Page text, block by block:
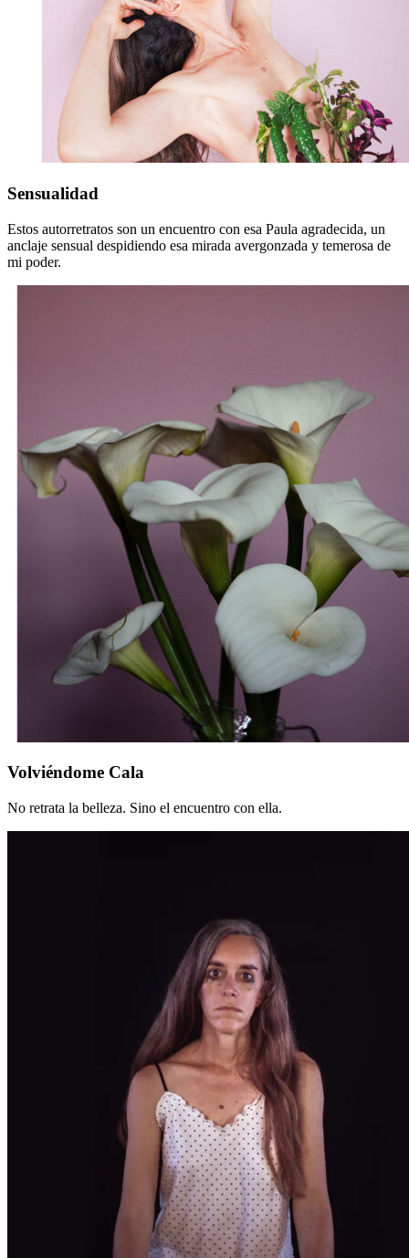
Sensualidad
Sensualidad
Estos autorretratos son un encuentro con esa Paula agradecida, un
anclaje sensual despidiendo esa mirada avergonzada y temerosa de
mi poder.
Volviéndome
Volviéndome Cala
No retrata la belleza. Sino el encuentro con ella.